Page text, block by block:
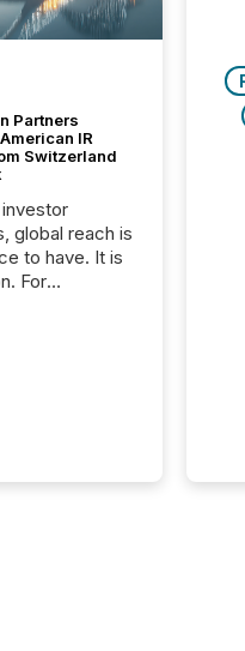
Partners
IR
Switzerland
investor
global reach is
to have. It is
For